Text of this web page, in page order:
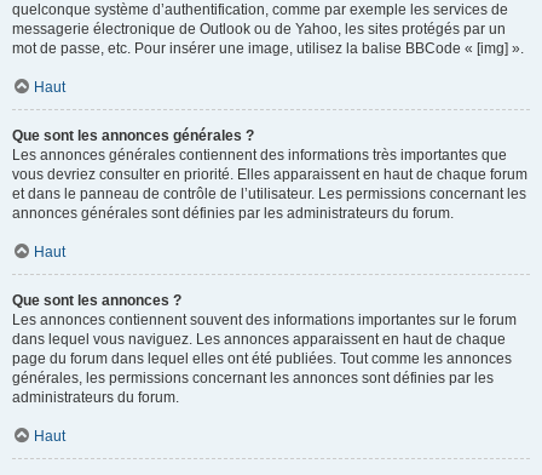
quelconque système d’authentification, comme par exemple les services de
messagerie électronique de Outlook ou de Yahoo, les sites protégés par un
mot de passe, etc. Pour insérer une image, utilisez la balise BBCode « [img] ».
Haut
Que sont les annonces générales ?
Les annonces générales contiennent des informations très importantes que
vous devriez consulter en priorité. Elles apparaissent en haut de chaque forum
et dans le panneau de contrôle de l’utilisateur. Les permissions concernant les
annonces générales sont définies par les administrateurs du forum.
Haut
Que sont les annonces ?
Les annonces contiennent souvent des informations importantes sur le forum
dans lequel vous naviguez. Les annonces apparaissent en haut de chaque
page du forum dans lequel elles ont été publiées. Tout comme les annonces
générales, les permissions concernant les annonces sont définies par les
administrateurs du forum.
Haut